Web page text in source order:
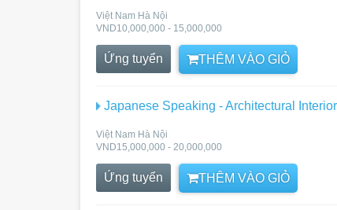
Việt Nam Hà Nội
VND10,000,000 - 15,000,000
Ứng tuyển THÊM VÀO GIỎ
Japanese Speaking - Architectural
Việt Nam Hà Nội
VND15,000,000 - 20,000,000
Ứng tuyển THÊM VÀO GIỎ